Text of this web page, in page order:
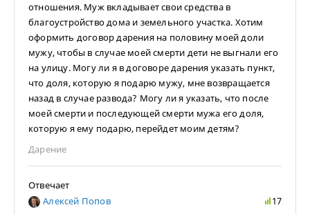
отношения. Муж вкладывает свои средства в
благоустройство дома и земельного участка. Хотим
оформить договор дарения на половину моей доли
мужу, чтобы в случае моей смерти дети не выгнали его
на улицу. Могу ли я в договоре дарения указать пункт,
что доля, которую я подарю мужу, мне возвращается
назад в случае развода? Могу ли я указать, что после
моей смерти и последующей смерти мужа его доля,
которую я ему подарю, перейдет моим детям?
Дарение
Отвечает
Алексей Попов
17